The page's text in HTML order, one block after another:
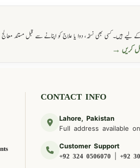
ہیں۔ کسی بھی نسخہ، دوا یا علاج کو اپنانے سے قبل مستند
کریں →
CONTACT INFO
Lahore, Pakistan
Full address available
Customer Support
+92 324 0506070 |+92